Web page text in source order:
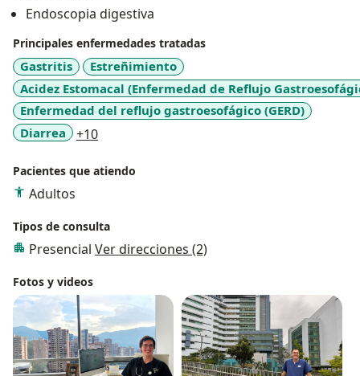
Endoscopia digestiva
Principales enfermedades tratadas
Gastritis
Estreñimiento
Acidez Estomacal (Enfermedad de Reflujo
Enfermedad del reflujo gastroesofágico (GERD)
Diarrea
+10a11y_sr_more_diseases
Pacientes que atiendo
Adultos
Tipos de consulta
Presencial Ver direcciones (2)
Fotos y videos